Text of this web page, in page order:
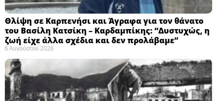
Θλίψη σε Καρπενήσι και Άγραφα για τον θάνατο
του Βασίλη Κατσίκη – Καρδαμπίκης: “Δυστυχώς, η
ζωή είχε άλλα σχέδια και δεν προλάβαμε”
6 Αυγούστου 2026